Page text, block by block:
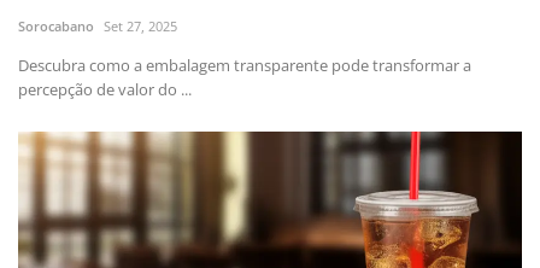
Sorocabano Set 27, 2025
Descubra como a embalagem transparente pode transformar a
percepção de valor do ...